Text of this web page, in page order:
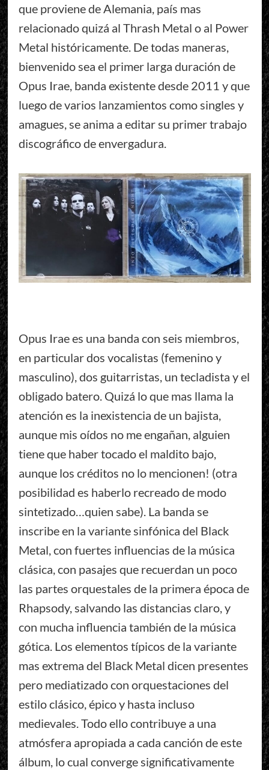
que proviene de Alemania, país mas
relacionado quizá al Thrash Metal o al Power
Metal históricamente. De todas maneras,
bienvenido sea el primer larga duración de
Opus Irae, banda existente desde 2011 y que
luego de varios lanzamientos como singles y
amagues, se anima a editar su primer trabajo
discográfico de envergadura.
Opus Irae es una banda con seis miembros,
en particular dos vocalistas (femenino y
masculino), dos guitarristas, un tecladista y el
obligado batero. Quizá lo que mas llama la
atención es la inexistencia de un bajista,
aunque mis oídos no me engañan, alguien
tiene que haber tocado el maldito bajo,
aunque los créditos no lo mencionen! (otra
posibilidad es haberlo recreado de modo
sintetizado…quien sabe). La banda se
inscribe en la variante sinfónica del Black
Metal, con fuertes influencias de la música
clásica, con pasajes que recuerdan un poco
las partes orquestales de la primera época de
Rhapsody, salvando las distancias claro, y
con mucha influencia también de la música
gótica. Los elementos típicos de la variante
mas extrema del Black Metal dicen presentes
pero mediatizado con orquestaciones del
estilo clásico, épico y hasta incluso
medievales. Todo ello contribuye a una
atmósfera apropiada a cada canción de este
álbum, lo cual converge significativamente